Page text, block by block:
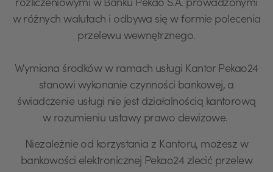
rozliczeniowymi w Banku Pekao S.A. prowadzonymi
w różnych walutach i odbywa się w formie polecenia
przelewu wewnętrznego.
Wymiana środków w ramach usługi Kantor Pekao24
stanowi wykonanie czynności bankowej, a
świadczenie usługi nie jest działalnością kantorową
w rozumieniu ustawy prawo dewizowe.
Niezależnie od korzystania z Kantoru, możesz w
bankowości elektronicznej Pekao24 zlecić przelew